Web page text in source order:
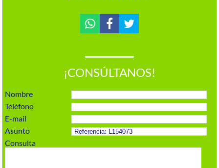
¡CONSÚLTANOS!
Nombre
Teléfono
E-mail
Asunto
Consulta